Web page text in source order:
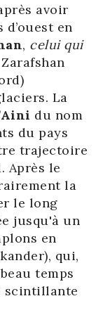
avoir
en
, celui qui
La
du nom
du pays
trajectoire
Après le
la
le long
jusqu'à un
en
qui,
temps
scintillante